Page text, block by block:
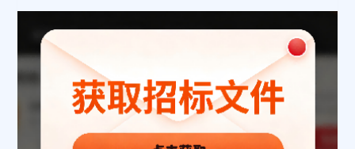
经办人
联系方式